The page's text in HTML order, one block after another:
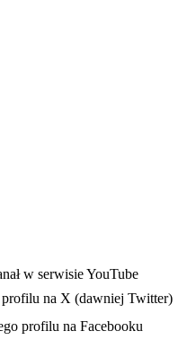
karcie
w serwisie YouTube
profilu na X (dawniej Twitter)
karcie
profilu na Facebooku